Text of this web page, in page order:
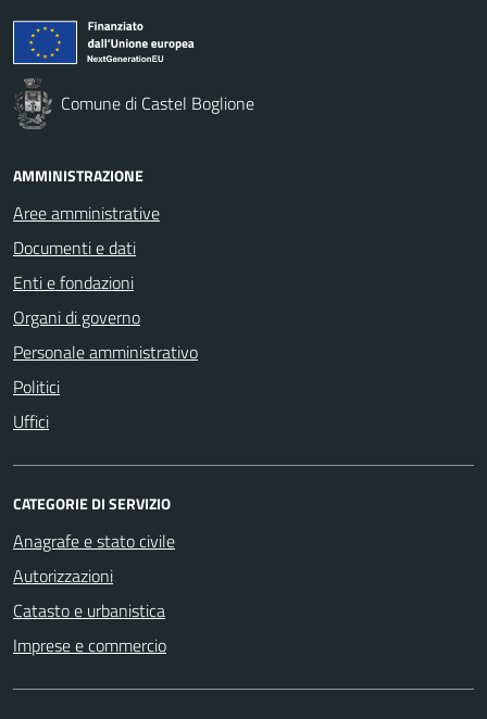
Comune di Castel Boglione
AMMINISTRAZIONE
Aree amministrative
Documenti e dati
Enti e fondazioni
Organi di governo
Personale amministrativo
Politici
Uffici
CATEGORIE DI SERVIZIO
Anagrafe e stato civile
Autorizzazioni
Catasto e urbanistica
Imprese e commercio